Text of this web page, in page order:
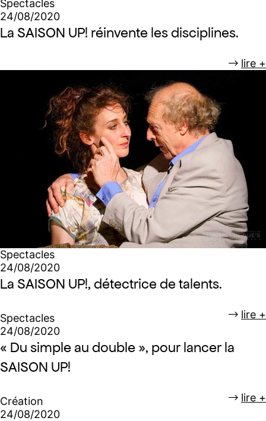
Spectacles
24/08/2020
La SAISON UP! réinvente les disciplines.
lire +
Spectacles
24/08/2020
La SAISON UP!, détectrice de talents.
lire +
Spectacles
24/08/2020
« Du simple au double », pour lancer la
SAISON UP!
lire +
Création
24/08/2020